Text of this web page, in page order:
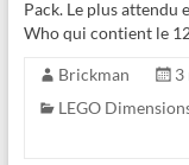
Pack. Le plus attendu
Who qui contient le
Brickman
3
LEGO